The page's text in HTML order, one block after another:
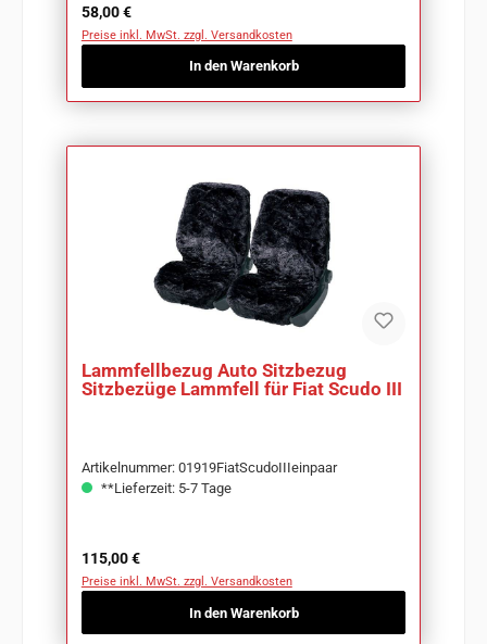
Regulärer Preis:
58,00 €
Preise inkl. MwSt. zzgl. Versandkosten
In den Warenkorb
Lammfellbezug Auto Sitzbezug
Sitzbezüge Lammfell für Fiat Scudo III
Artikelnummer: 01919FiatScudoIIIeinpaar
**Lieferzeit: 5-7 Tage
Regulärer Preis:
115,00 €
Preise inkl. MwSt. zzgl. Versandkosten
In den Warenkorb